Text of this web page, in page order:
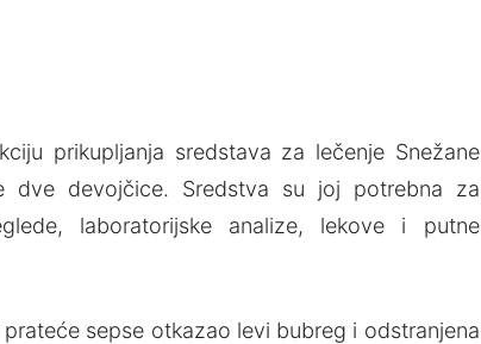
prikupljanja sredstava za lečenje Snežane
dve devojčice. Sredstva su joj potrebna za
laboratorijske analize, lekove i putne
sepse otkazao levi bubreg i odstranjena